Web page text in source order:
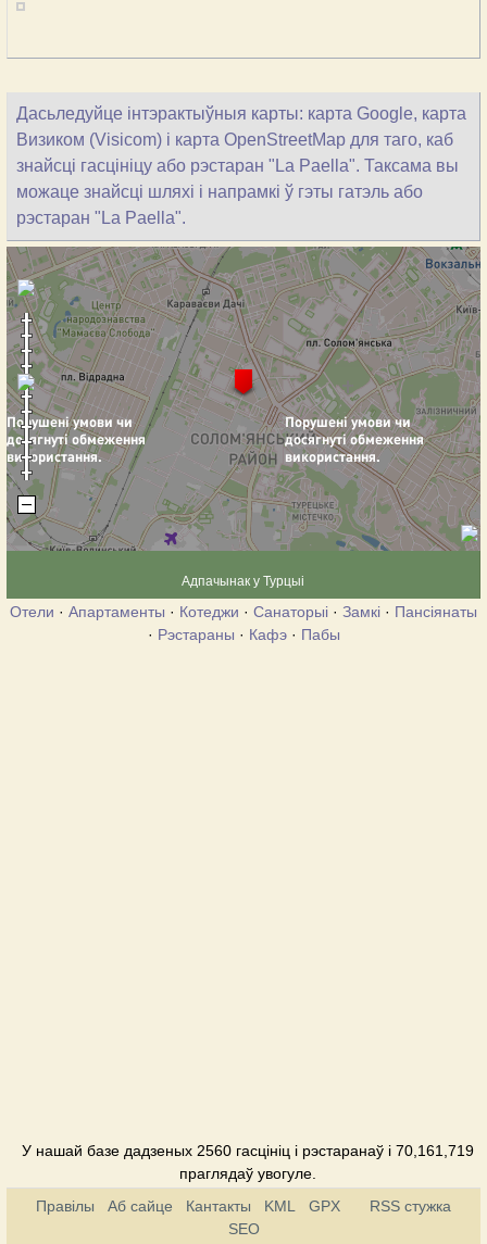
Дасьледуйце інтэрактыўныя карты: карта Google, карта
Визиком (Visicom) і карта OpenStreetMap для таго, каб
знайсці гасцініцу або рэстаран "La Paella". Таксама вы
можаце знайсці шляхі і напрамкі ў гэты гатэль або
рэстаран "La Paella".
Адпачынак у Турцыі
Отели · Апартаменты · Котеджи · Санаторыі · Замкі · Пансіянаты
· Рэстараны · Кафэ· Пабы
У нашай базе дадзеных 2560 гасцініц і рэстаранаў і 70,161,719
праглядаў увогуле.
Правілы
Аб сайце Кантакты KML GPX
RSS стужка
SEO